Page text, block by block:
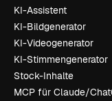
KI-Assistent
KI-Bildgenerator
KI-Videogenerator
KI-Stimmengenerator
Stock-Inhalte
MCP für Claude/